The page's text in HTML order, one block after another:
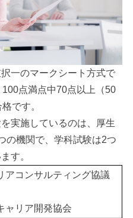
一のマークシート方式で
点満点中70点以上（50
です。
実施しているのは、厚生
の機関で、学科試験は2つ
す。
アコンサルティング協議
ャリア開発協会